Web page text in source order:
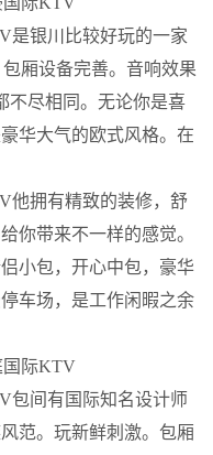
是银川比较好玩的一家
厢设备完善。音响效果
不尽相同。无论你是喜
华大气的欧式风格。在
他拥有精致的装修，舒
你带来不一样的感觉。
小包，开心中包，豪华
车场，是工作闲暇之余
国际KTV
包间有国际知名设计师
范。玩新鲜刺激。包厢